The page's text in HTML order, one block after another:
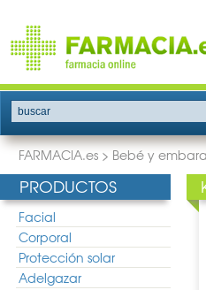
buscar
FARMACIA.es > Bebé y
PRODUCTOS
Facial
Corporal
Protección solar
Adelgazar